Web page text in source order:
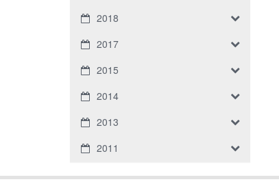
2018
2017
2015
2014
2013
2011